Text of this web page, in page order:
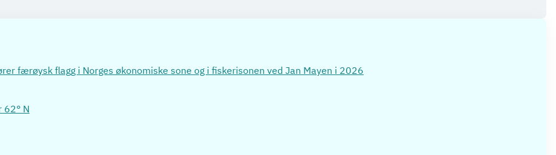
færøysk flagg i Norges økonomiske sone og i fiskerisonen ved Jan Mayen i 2026
62° N